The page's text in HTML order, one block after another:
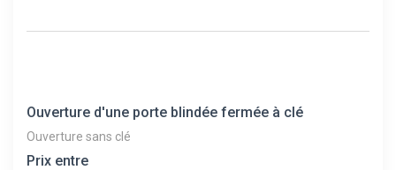
Ouverture d'une porte blindée fermée à clé
Ouverture sans clé
Prix entre